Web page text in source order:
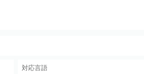
対応言語